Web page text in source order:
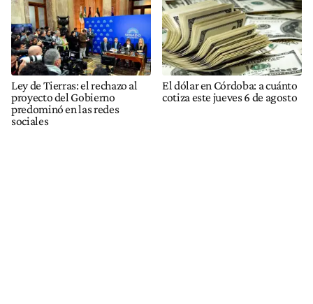
Ley de Tierras: el rechazo al
proyecto del Gobierno
predominó en las redes
sociales
El dólar en Córdoba: a cuánto
cotiza este jueves 6 de agosto